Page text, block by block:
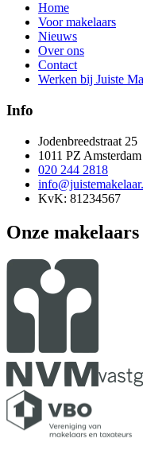
Home
Voor makelaars
Nieuws
Over ons
Contact
Werken bij Juiste
Info
Jodenbreedstraat 25
1011 PZ Amsterdam
020 244 2818
KvK: 81234567
Onze